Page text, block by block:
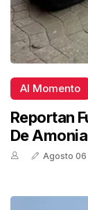
Al Momento
Reportan
De
Agosto 06